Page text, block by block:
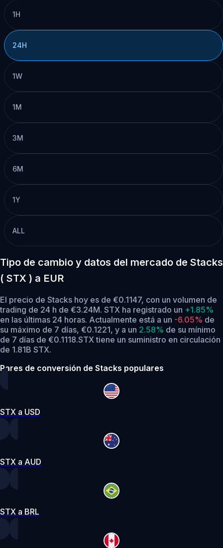
1H
24H
1W
1M
3M
6M
1Y
ALL
Tipo de cambio y datos del mercado de Stacks
( STX ) a EUR
El precio de Stacks hoy es de €0.1147, con un volumen de
trading de 24 h de €3.24M. STX ha registrado un +1.85%
en las últimas 24 horas. Actualmente está a un -6.05% de
su máximo de 7 días, €0.1221, y a un 2.58% de su mínimo
de 7 días de €0.1118.STX tiene un suministro en circulación
de 1.81B STX.
Pares de conversión de Stacks populares
STX a USD
STX a AUD
STX a BRL